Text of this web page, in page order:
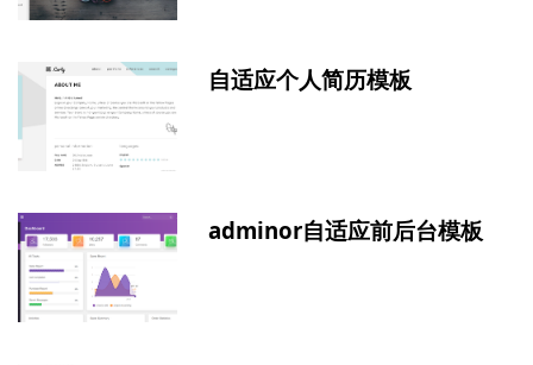
自适应个人简历模板
adminor自适应前后台模板